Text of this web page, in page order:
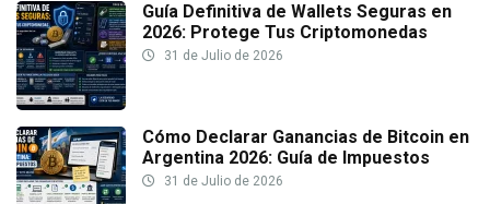
Guía Definitiva de Wallets Seguras en
2026: Protege Tus Criptomonedas
31 de Julio de 2026
Cómo Declarar Ganancias de Bitcoin en
Argentina 2026: Guía de Impuestos
31 de Julio de 2026